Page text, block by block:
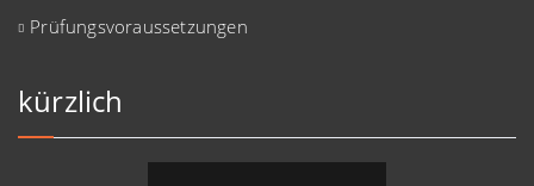
Prüfungsvoraussetzungen
kürzlich